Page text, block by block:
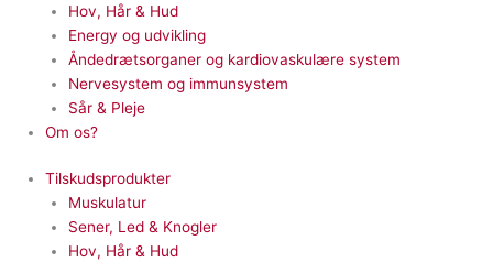
Hov, Hår & Hud
Energy og udvikling
Åndedrætsorganer og kardiovaskulære system
Nervesystem og immunsystem
Sår & Pleje
Om os?
Tilskudsprodukter
Muskulatur
Sener, Led & Knogler
Hov, Hår & Hud